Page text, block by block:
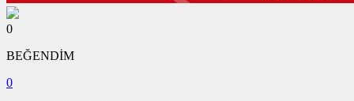
0
BEĞENDİM
0